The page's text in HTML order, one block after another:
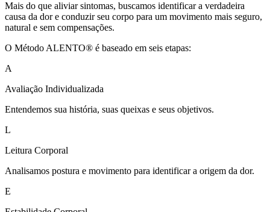
Mais do que aliviar sintomas, buscamos identificar a verdadeira
causa da dor e conduzir seu corpo para um movimento mais seguro,
natural e sem compensações.
O Método ALENTO® é baseado em seis etapas:
A
Avaliação Individualizada
Entendemos sua história, suas queixas e seus objetivos.
L
Leitura Corporal
Analisamos postura e movimento para identificar a origem da dor.
E